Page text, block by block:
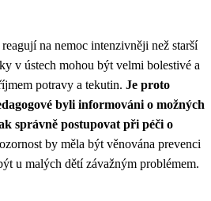
na nemoc intenzivněji než starší
v ústech mohou být velmi bolestivé a
potravy a tekutin. Je proto
byli informováni o možných
správně postupovat při péči o
by měla být věnována prevenci
u malých dětí závažným problémem.